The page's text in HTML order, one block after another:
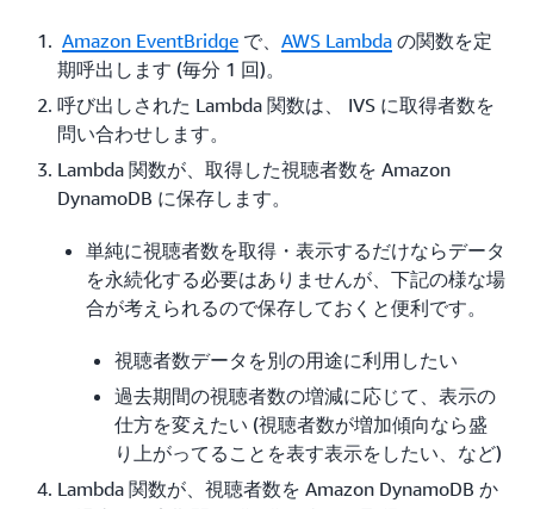
Amazon EventBridge で、 AWS Lambda の関数を定
期呼出します (毎分 1 回)。
呼び出しされた Lambda 関数は、 IVS に取得者数を
問い合わせします。
Lambda 関数が、取得した視聴者数を Amazon
DynamoDB に保存します。
単純に視聴者数を取得・表示するだけならデータ
を永続化する必要はありませんが、下記の様な場
合が考えられるので保存しておくと便利です。
視聴者数データを別の用途に利用したい
過去期間の視聴者数の増減に応じて、表示の
仕方を変えたい (視聴者数が増加傾向なら盛
り上がってることを表す表示をしたい、など)
Lambda 関数が、視聴者数を Amazon DynamoDB か